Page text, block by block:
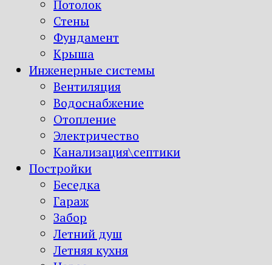
Потолок
Стены
Фундамент
Крыша
Инженерные системы
Вентиляция
Водоснабжение
Отопление
Электричество
Канализация\септики
Постройки
Беседка
Гараж
Забор
Летний душ
Летняя кухня